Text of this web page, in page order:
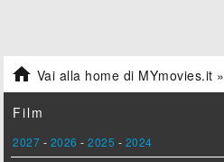
 Vai alla home di MYmovies.it »
Film
2027 - 2026 -2025 - 2024